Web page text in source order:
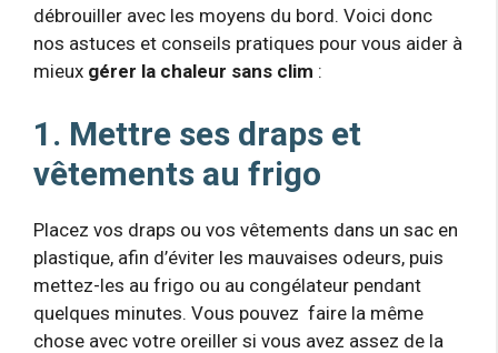
débrouiller avec les moyens du bord. Voici donc
nos astuces et conseils pratiques pour vous aider à
mieux gérer la chaleur sans clim :
1. Mettre ses draps et
vêtements au frigo
Placez vos draps ou vos vêtements dans un sac en
plastique, afin d’éviter les mauvaises odeurs, puis
mettez-les au frigo ou au congélateur pendant
quelques minutes. Vous pouvez faire la même
chose avec votre oreiller si vous avez assez de la